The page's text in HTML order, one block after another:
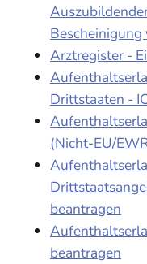
Bescheinigung
Arztregister -
Drittstaaten -
(Nicht-EU/
beantragen
beantragen